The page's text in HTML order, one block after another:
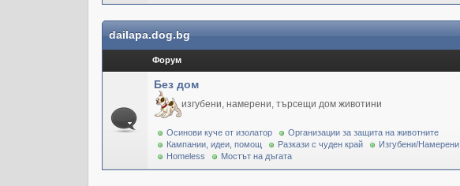
dailapa.dog.bg
Форум
Без дом
изгубени, намерени, търсещи дом животини
Осинови куче от изолатор
Организации за защита на животните
Кампании, идеи, помощ
Разкази с чуден край
Изгубени/Намерени
Homeless
Мостът на дъгата